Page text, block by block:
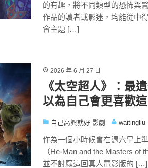
的有趣，將不同類型的恐怖與
作品的讀者或影迷，均能從中
會主題 […]
2026 年 6 月 27 日
《太空超人》：最
以為自己會更喜歡
自己高興就好-影劇 waitingliu
作為一個小時候會在週六早上
（He-Man and the Masters of
並不討厭這回真人電影版的 […]